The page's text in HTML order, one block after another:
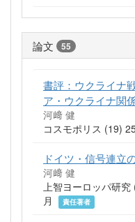
論文 55
書評：ウクライナ
ア・ウクライナ関
河﨑 健
コスモポリス (19)
ドイツ・信号連立
河﨑 健
上智ヨーロッパ研
月
責任著者